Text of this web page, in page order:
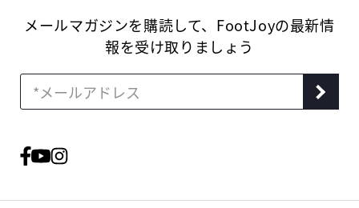
メールマガジンを購読して、FootJoyの最新情
報を受け取りましょう